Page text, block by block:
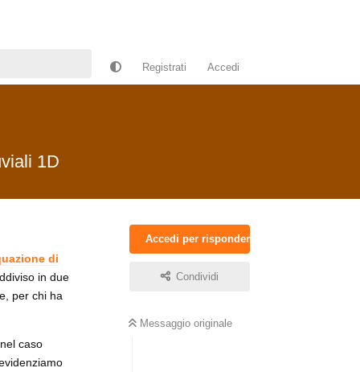
Registrati Accedi
1D
Accedi per rispondere
Condividi
Messaggio originale
di
in due
per chi ha
caso